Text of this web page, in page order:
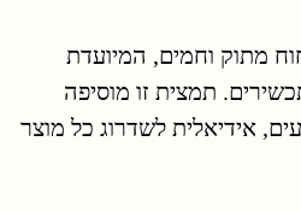
מתוק וחמים, המיועדת
תמצית זו מוסיפה
אידיאלית לשדרוג כל מוצר